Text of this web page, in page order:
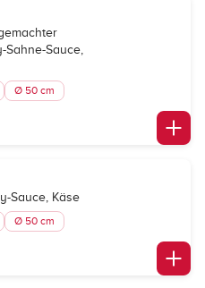
Sahne-Sauce,
Ø 50 cm
Sauce, Käse
Ø 50 cm